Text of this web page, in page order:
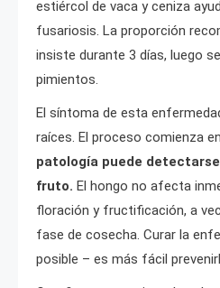
estiércol de vaca y ceniza
fusariosis. La proporción
insiste durante 3 días, luego
pimientos.
El síntoma de esta
raíces. El proceso comienza
patología puede
fruto. El hongo no afecta
floración y fructificación, a
fase de cosecha. Curar la
posible – es más fácil